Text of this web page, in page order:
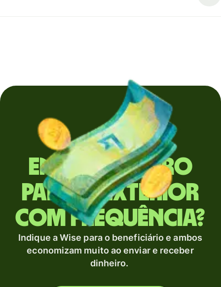
Envia dinheiro
para o exterior
com frequência?
Indique a Wise para o beneficiário e ambos
economizam muito ao enviar e receber
dinheiro.